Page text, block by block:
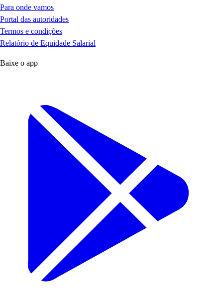
Para onde vamos
Portal das autoridades
Termos e condições
Relatório de Equidade Salarial
Baixe o app